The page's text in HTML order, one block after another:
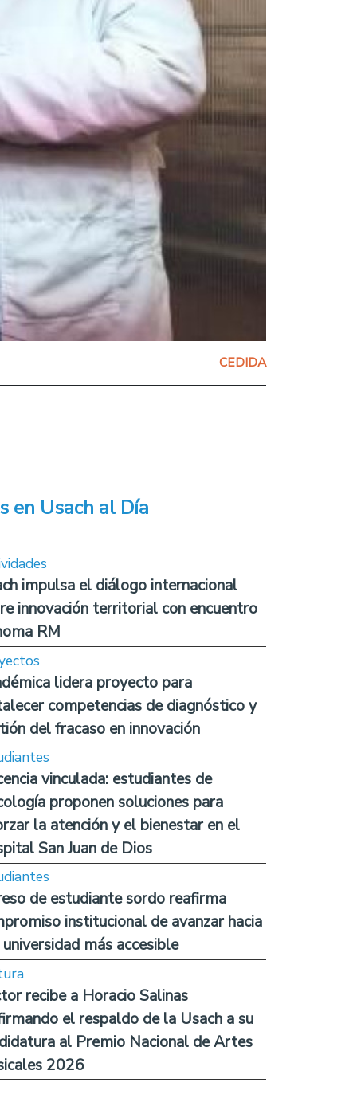
CEDIDA
en Usach al Día
impulsa el diálogo internacional
innovación territorial con encuentro
RM
lidera proyecto para
competencias de diagnóstico y
del fracaso en innovación
vinculada: estudiantes de
proponen soluciones para
la atención y el bienestar en el
San Juan de Dios
de estudiante sordo reafirma
institucional de avanzar hacia
universidad más accesible
recibe a Horacio Salinas
el respaldo de la Usach a su
al Premio Nacional de Artes
2026